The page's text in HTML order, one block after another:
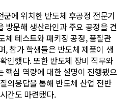
에 위치한 반도체 후공정 전문기
방문해 생산라인과 주요 공정을 견
체 테스트와 패키징 공정, 품질관
, 참가 학생들은 반도체 제품이 생
인했다. 또한 반도체 장비 직무와
핵심 역량에 대한 설명이 진행됐으
의응답을 통해 반도체 산업 전반
간도 마련됐다.